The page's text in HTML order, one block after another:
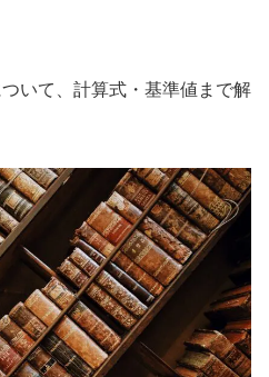
いて、計算式・基準値まで解